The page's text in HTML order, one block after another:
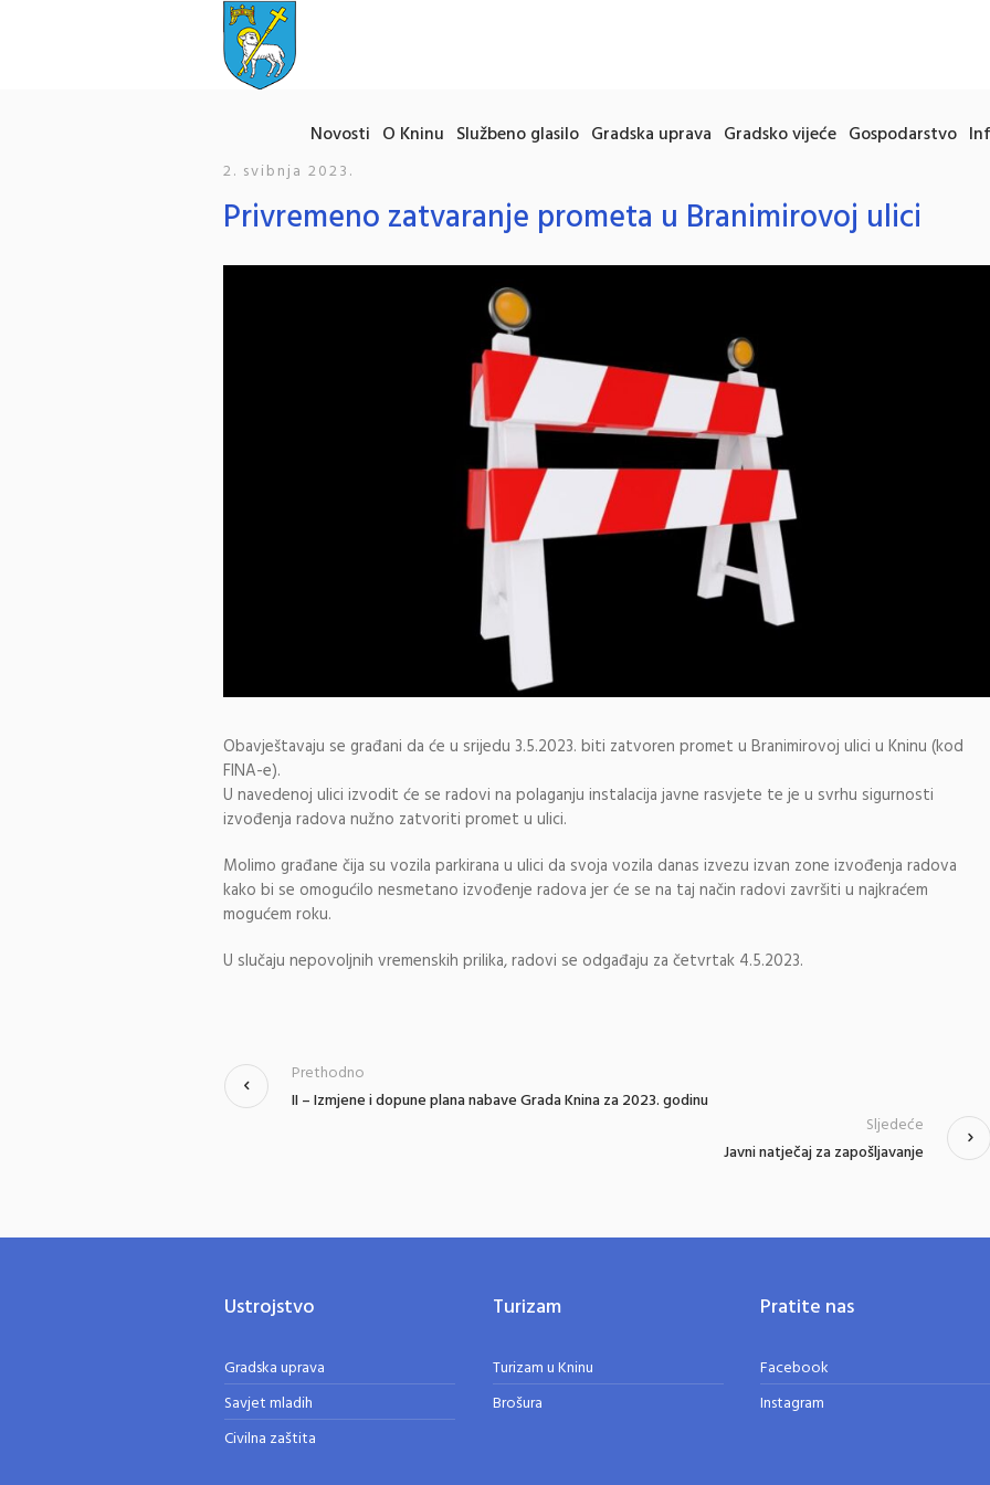
Novosti O Kninu Službeno glasilo Gradska uprava Gradsko vijeće Gospodarstvo
2. svibnja 2023.
Privremeno zatvaranje prometa u Branimirovoj ulici
Obavještavaju se građani da će u srijedu 3.5.2023. biti zatvoren promet u Branimirovoj ulici u Kninu (kod
FINA-e).
U navedenoj ulici izvodit će se radovi na polaganju instalacija javne rasvjete te je u svrhu sigurnosti
izvođenja radova nužno zatvoriti promet u ulici.
Molimo građane čija su vozila parkirana u ulici da svoja vozila danas izvezu izvan zone izvođenja radova
kako bi se omogućilo nesmetano izvođenje radova jer će se na taj način radovi završiti u najkraćem
mogućem roku.
U slučaju nepovoljnih vremenskih prilika, radovi se odgađaju za četvrtak 4.5.2023.
II – Izmjene i dopune plana nabave Grada Knina za 2023. godinu
Prethodno
Javni natječaj za zapošljavanje
Sljedeće
Ustrojstvo
Gradska uprava
Savjet mladih
Civilna zaštita
Turizam
Turizam u Kninu
Brošura
Pratite nas
Facebook
Instagram